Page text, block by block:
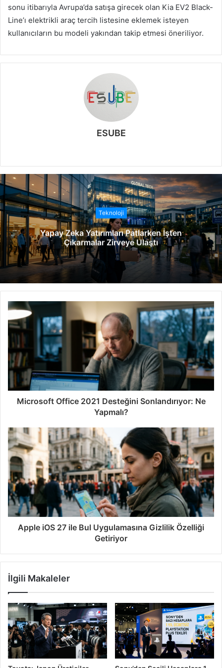
sonu itibarıyla Avrupa’da satışa girecek olan Kia EV2 Black-
Line’ı elektrikli araç tercih listesine eklemek isteyen
kullanıcıların bu modeli yakından takip etmesi öneriliyor.
ESUBE
b
s
i
t
e
s
i
Teknoloji
Yapay Zeka Yatırımları Patlarken İşten
Çıkarmalar Zirveye Ulaştı
Microsoft Office 2021 Desteğini Sonlandırıyor: Ne
Yapmalı?
Apple iOS 27 ile Bul Uygulamasına Gizlilik Özelliği
Getiriyor
İlgili Makaleler